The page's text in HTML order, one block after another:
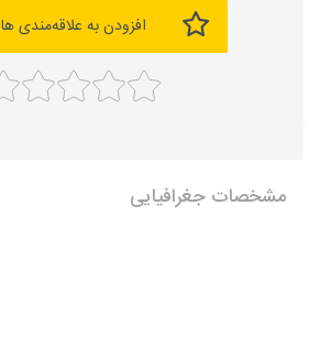
افزودن به علاقه‌مندی ها
مشخصات جغرافیایی